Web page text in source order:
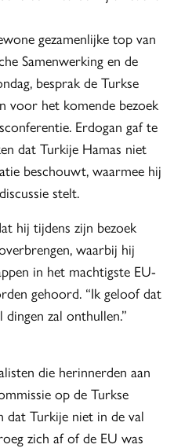
gezamenlijke top van
Samenwerking en de
besprak de Turkse
voor het komende bezoek
Erdogan gaf te
dat Turkije Hamas niet
beschouwt, waarmee hij
stelt.
hij tijdens zijn bezoek
waarbij hij
in het machtigste EU-
gehoord. “Ik geloof dat
zal onthullen.”
die herinnerden aan
op de Turkse
dat Turkije niet in de val
zich af of de EU was